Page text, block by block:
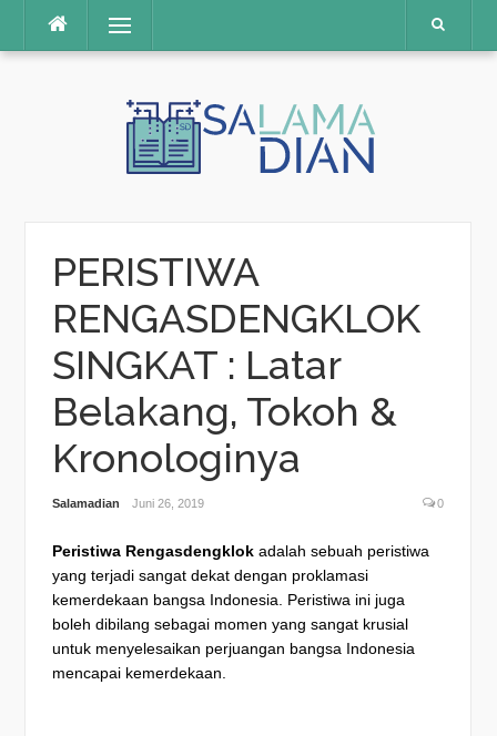
Menu
PERISTIWA
RENGASDENGKLOK
SINGKAT : Latar
Belakang, Tokoh &
Kronologinya
Salamadian Juni 26, 2019 0
Peristiwa Rengasdengklokadalah sebuah peristiwa
yang terjadi sangat dekat dengan proklamasi
kemerdekaan bangsa Indonesia. Peristiwa ini juga
boleh dibilang sebagai momen yang sangat krusial
untuk menyelesaikan perjuangan bangsa Indonesia
mencapai kemerdekaan.